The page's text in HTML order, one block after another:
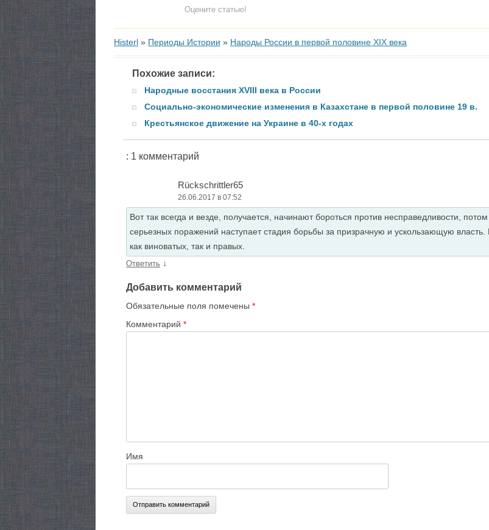
Оцените статью!
Histerl » Периоды Истории » Народы России в первой половине XIX века
Похожие записи:
Народные восстания XVIII века в России
Социально-экономические изменения в Казахстане в первой половине 19 в.
Крестьянское движение на Украине в 40-х годах
: 1 комментарий
Rückschrittler65
26.06.2017 в 07:52
Вот так всегда и везде, получается, начинают бороться против несправедливости,
серьезных поражений наступает стадия борьбы за призрачную и ускользающую
как виноватых, так и правых.
Ответить ↓
Добавить комментарий
Обязательные поля помечены *
Комментарий *
Имя